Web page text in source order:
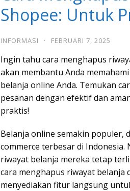
Shopee: Untuk
INFORMASI · FEBRUARI 7, 2025
Ingin tahu cara menghapus
akan membantu Anda
belanja online Anda. Temukan
pesanan dengan efektif dan
praktis!
Belanja online semakin populer,
commerce terbesar di
riwayat belanja mereka tetap
cara menghapus riwayat belanja
menyediakan fitur langsung